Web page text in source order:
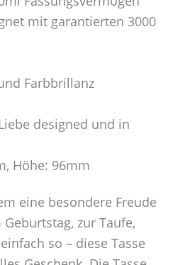
mit garantierten 3000
Farbbrillanz
designed und in
Höhe: 96mm
eine besondere Freude
zur Taufe,
so – diese Tasse